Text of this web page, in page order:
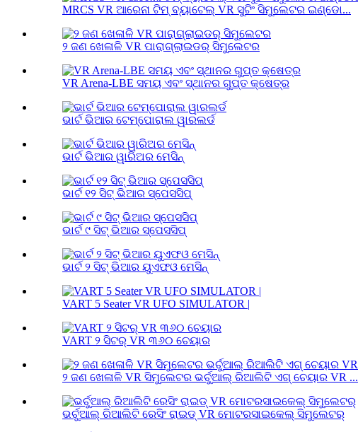
MRCS VR ଆରେନା ଟିମ୍ ବ୍ୟାଟେଲ୍ VR ସୁଟିଂ ସିମୁଲେଟର ଇଣ୍ଡୋ...
୨ ଜଣ ଖେଳାଳି VR ପାରାଗ୍ଲାଇଡର୍ ସିମୁଲେଟର
VR Arena-LBE ସମୟ ଏବଂ ସ୍ଥାନର ଗୁପ୍ତ କ୍ଷେତ୍ର
ଭାର୍ଟ ଭିଆର ଟେମ୍ପୋରାଲ ୱାରଲର୍ଡ
ଭାର୍ଟ ଭିଆର ୱାରିଅର ମେସିନ୍
ଭାର୍ଟ ୧୨ ସିଟ୍ ଭିଆର ସ୍ପେସସିପ୍
ଭାର୍ଟ ୯ ସିଟ୍ ଭିଆର ସ୍ପେସସିପ୍
ଭାର୍ଟ ୨ ସିଟ୍ ଭିଆର ୟୁଏଫଓ ମେସିନ୍
VART 5 Seater VR UFO SIMULATOR |
VART ୨ ସିଟର୍ VR ୩୬୦ ଚେୟାର
୨ ଜଣ ଖେଳାଳି VR ସିମୁଲେଟର ଭର୍ଚୁଆଲ୍ ରିଆଲିଟି ଏଗ୍ ଚେୟାର VR ...
ଭର୍ଚୁଆଲ୍ ରିଆଲିଟି ରେସିଂ ରାଇଡ୍ VR ମୋଟରସାଇକେଲ୍ ସିମୁଲେଟର୍